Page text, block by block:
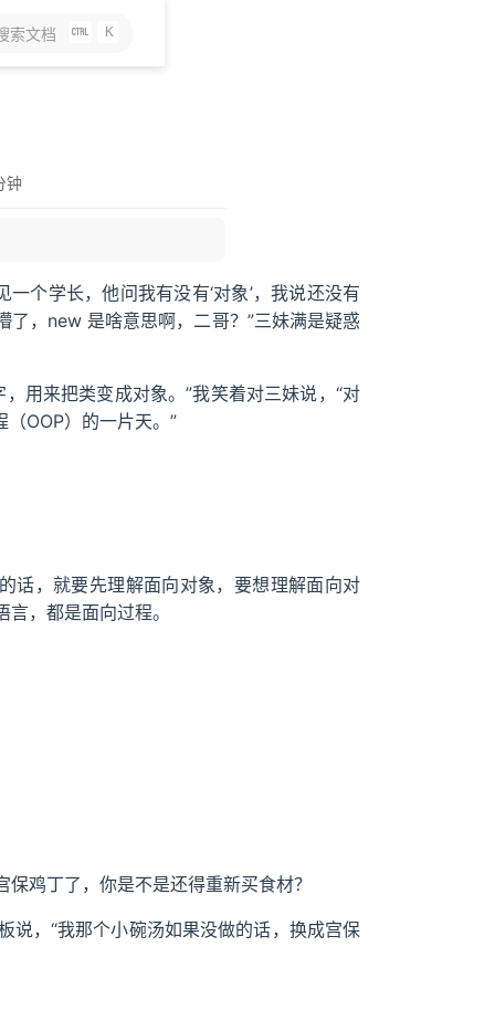
索文档 K
钟
个学长，他问我有没有‘对象’，我说还没有
了，new 是啥意思啊，二哥？”三妹满是疑惑
用来把类变成对象。”我笑着对三妹说，“对
OOP）的一片天。”
话，就要先理解面向对象，要想理解面向对
，都是面向过程。
鸡丁了，你是不是还得重新买食材？
说，“我那个小碗汤如果没做的话，换成宫保